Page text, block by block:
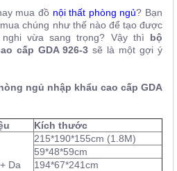
mua đồ nội thất phòng ngủ? Bạn
chúng như thế nào để tạo được
vừa sang trọng? Vậy thì bộ
cấp GDA 926-3 sẽ là một gợi ý
ngủ nhập khẩu cao cấp GDA
Kích thước
Da
215*190*155cm (1.8M)
59*48*59cm
194*67*241cm